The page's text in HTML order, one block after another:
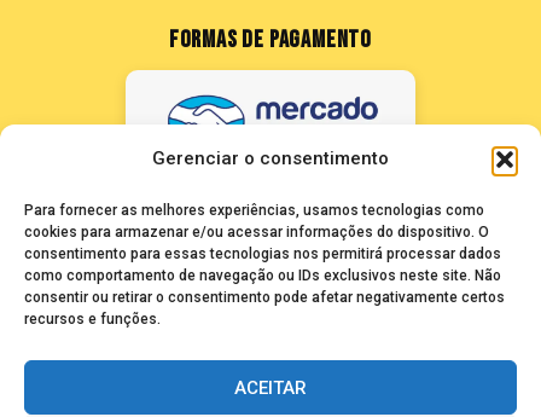
Gerenciar o consentimento
Para fornecer as melhores experiências, usamos tecnologias como
cookies para armazenar e/ou acessar informações do dispositivo. O
consentimento para essas tecnologias nos permitirá processar dados
como comportamento de navegação ou IDs exclusivos neste site. Não
consentir ou retirar o consentimento pode afetar negativamente certos
recursos e funções.
ACEITAR
FORMAS DE PAGAMENTO
FALE CONOSCO
seuze@bancadasantigas.com